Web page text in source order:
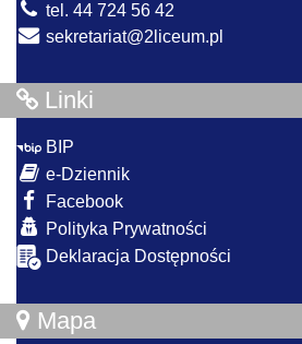
tel. 44 724 56 42
sekretariat@2liceum.pl
Linki
BIP
e-Dziennik
Facebook
Polityka Prywatności
Deklaracja Dostępności
Mapa